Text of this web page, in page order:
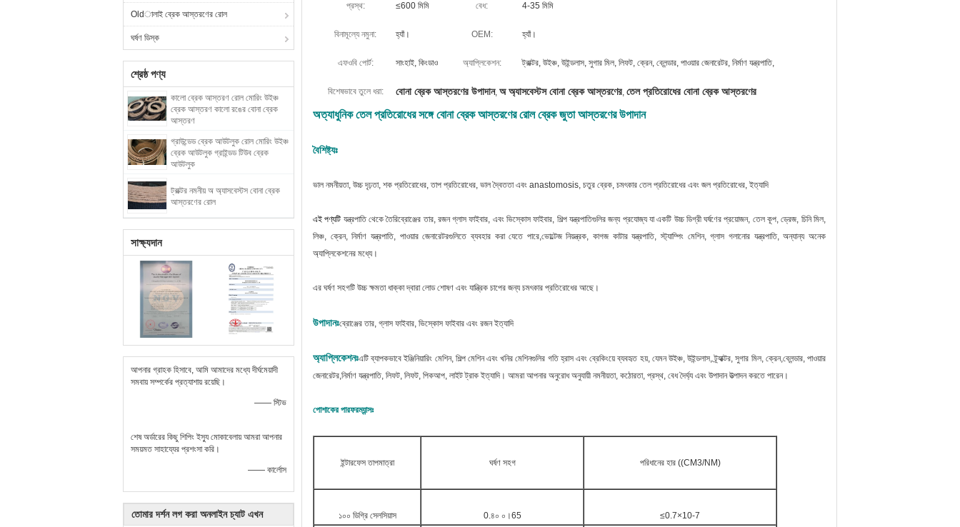
Oldালাই ব্রেক আস্তরণের রোল
ঘর্ষণ ডিস্ক
শ্রেষ্ঠ পণ্য
কালো ব্রেক আস্তরণ রোল মোরিং উইঞ্চ
ব্রেক আস্তরণ কালো রঙের বোনা ব্রেক
আস্তরণ
গ্রাউন্ডেড ব্রেক আউটলুক রোল মোরিং উইঞ্চ
ব্রেক আউটলুক গ্রাইন্ডড টিউব ব্রেক
আউটলুক
ট্রাক্টর নমনীয় অ অ্যাসবেস্টস বোনা ব্রেক
আস্তরণের রোল
সাক্ষ্যদান
আপনার গ্রাহক হিসাবে, আমি আমাদের মধ্যে দীর্ঘমেয়াদী
সমবায় সম্পর্কের প্রত্যাশায় রয়েছি।
—— স্টিভ
শেষ অর্ডারের কিছু শিপিং ইস্যু মোকাবেলায় আমরা আপনার
সময়মত সাহায্যের প্রশংসা করি।
—— কার্লোস
তোমার দর্শন লগ করা অনলাইন চ্যাট এখন
প্রস্থ: ≤600 মিমি বেধ: 4-35 মিমি
বিনামূল্যে নমুনা: হ্যাঁ। OEM: হ্যাঁ।
এফওবি পোর্ট: সাংহাই, কিংডাও অ্যাপ্লিকেশন: ট্রাক্টর, উইঞ্চ, উইন্ডলাস, সুগার মিল, লিফট, ক্রেন, ব্লেন্ডার, পাওয়ার জেনারেটর, নির্মাণ যন্ত্রপাতি,
বিশেষভাবে তুলে ধরা: বোনা ব্রেক আস্তরণের উপাদান, অ অ্যাসবেস্টস বোনা ব্রেক আস্তরণের, তেল প্রতিরোধের বোনা ব্রেক আস্তরণের
অত্যাধুনিক তেল প্রতিরোধের সঙ্গে বোনা ব্রেক আস্তরণের রোল ব্রেক জুতা আস্তরণের উপাদান
বৈশিষ্ট্যঃ
ভাল নমনীয়তা, উচ্চ দৃঢ়তা, শক প্রতিরোধের, তাপ প্রতিরোধের, ভাল দ্বৈততা এবং anastomosis, চতুর ব্রেক, চমৎকার তেল প্রতিরোধের এবং জল প্রতিরোধের, ইত্যাদি
এই পণ্যটি যন্ত্রপাতি থেকে তৈরিব্রোঞ্জের তার, রজন গ্লাস ফাইবার, এবং ভিস্কোস ফাইবার, শিল্প যন্ত্রপাতিগুলির জন্য প্রযোজ্য যা একটি উচ্চ ডিগ্রী ঘর্ষণের প্রয়োজন, তেল কূপ, ড্রেজ, চিনি মিল,
লিঞ্চ, ক্রেন, নির্মাণ যন্ত্রপাতি, পাওয়ার জেনারেটরগুলিতে ব্যবহার করা যেতে পারে,ভোল্টেজ নিয়ন্ত্রক, কাগজ কাটার যন্ত্রপাতি, স্ট্যাম্পিং মেশিন, গ্লাস গলানোর যন্ত্রপাতি, অন্যান্য অনেক
অ্যাপ্লিকেশনের মধ্যে।
এর ঘর্ষণ সহগটি উচ্চ ক্ষমতা ধাক্কা দ্বারা লোড শোষণ এবং যান্ত্রিক চাপের জন্য চমৎকার প্রতিরোধের আছে।
উপাদানঃব্রোঞ্জের তার, গ্লাস ফাইবার, ভিস্কোস ফাইবার এবং রজন ইত্যাদি
অ্যাপ্লিকেশনঃএটি ব্যাপকভাবে ইঞ্জিনিয়ারিং মেশিন, শিল্প মেশিন এবং খনির মেশিনগুলির গতি হ্রাস এবং ব্রেকিংয়ে ব্যবহৃত হয়, যেমন উইঞ্চ, উইন্ডলাস, ট্র্যাক্টর, সুগার মিল, ক্রেন,ব্লেন্ডার, পাওয়ার
জেনারেটর,নির্মাণ যন্ত্রপাতি, লিফট, লিফট, পিকআপ, লাইট ট্রাক ইত্যাদি। আমরা আপনার অনুরোধ অনুযায়ী নমনীয়তা, কঠোরতা, প্রস্থ, বেধ দৈর্ঘ্য এবং উপাদান উত্পাদন করতে পারেন।
পোশাকের পারফরম্যান্সঃ
ইন্টারফেস তাপমাত্রা ঘর্ষণ সহগ পরিধানের হার ((CM3/NM)
১০০ ডিগ্রি সেলসিয়াস 0.৪০ ০।65 ≤0.7×10-7